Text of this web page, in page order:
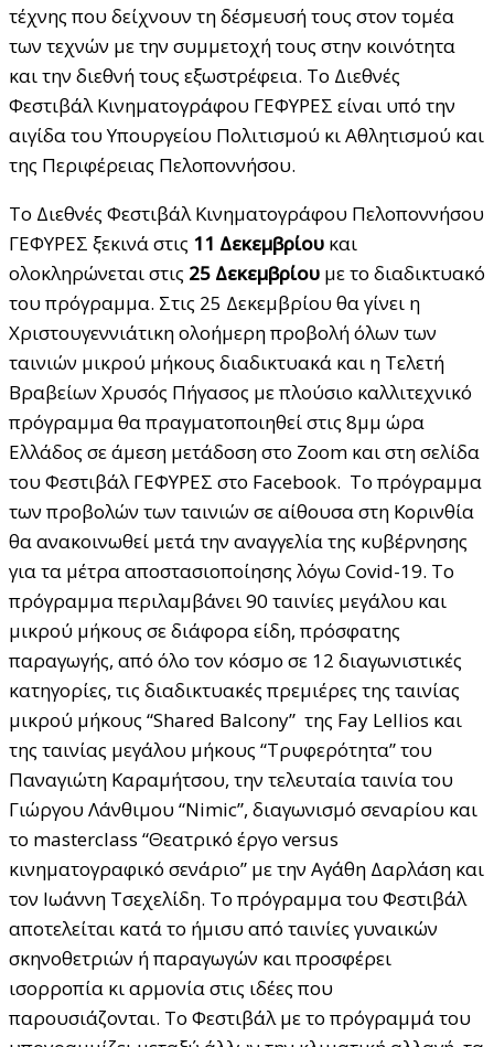
τέχνης που δείχνουν τη δέσμευσή τους στον τομέα
των τεχνών με την συμμετοχή τους στην κοινότητα
και την διεθνή τους εξωστρέφεια. Το Διεθνές
Φεστιβάλ Κινηματογράφου ΓΕΦΥΡΕΣ είναι υπό την
αιγίδα του Υπουργείου Πολιτισμού κι Αθλητισμού και
της Περιφέρειας Πελοποννήσου.
To Διεθνές Φεστιβάλ Κινηματογράφου Πελοποννήσου
ΓΕΦΥΡΕΣ ξεκινά στις 11 Δεκεμβρίου και
ολοκληρώνεται στις 25 Δεκεμβρίου με το διαδικτυακό
του πρόγραμμα. Στις 25 Δεκεμβρίου θα γίνει η
Χριστουγεννιάτικη ολοήμερη προβολή όλων των
ταινιών μικρού μήκους διαδικτυακά και η Τελετή
Βραβείων Χρυσός Πήγασος με πλούσιο καλλιτεχνικό
πρόγραμμα θα πραγματοποιηθεί στις 8μμ ώρα
Ελλάδος σε άμεση μετάδοση στο Ζoom και στη σελίδα
του Φεστιβάλ ΓΕΦΥΡΕΣ στο Facebook. Το πρόγραμμα
των προβολών των ταινιών σε αίθουσα στη Κορινθία
θα ανακοινωθεί μετά την αναγγελία της κυβέρνησης
για τα μέτρα αποστασιοποίησης λόγω Covid-19. Το
πρόγραμμα περιλαμβάνει 90 ταινίες μεγάλου και
μικρού μήκους σε διάφορα είδη, πρόσφατης
παραγωγής, από όλο τον κόσμο σε 12 διαγωνιστικές
κατηγορίες, τις διαδικτυακές πρεμιέρες της ταινίας
μικρού μήκους “Shared Balcony” της Fay Lellios και
της ταινίας μεγάλου μήκους “Τρυφερότητα” του
Παναγιώτη Καραμήτσου, την τελευταία ταινία του
Γιώργου Λάνθιμου “Nimic”, διαγωνισμό σεναρίου και
το masterclass “Θεατρικό έργο versus
κινηματογραφικό σενάριο” με την Αγάθη Δαρλάση και
τον Ιωάννη Τσεχελίδη. Tο πρόγραμμα του Φεστιβάλ
αποτελείται κατά το ήμισυ από ταινίες γυναικών
σκηνοθετριών ή παραγωγών και προσφέρει
ισορροπία κι αρμονία στις ιδέες που
παρουσιάζονται. Το Φεστιβάλ με το πρόγραμμά του